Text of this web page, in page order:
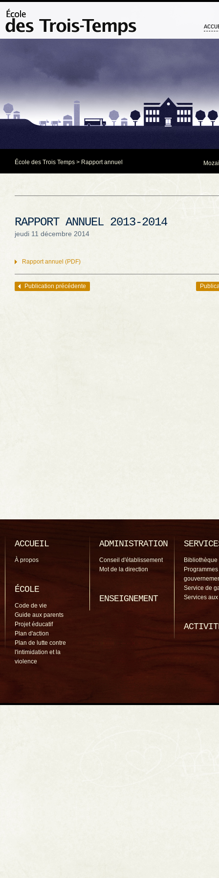
École des Trois Temps > Rapport annuel
RAPPORT ANNUEL 2013-2014
jeudi 11 décembre 2014
Rapport annuel (PDF)
Navigation des articles
Publication précédente
ACCUEIL
À propos
ÉCOLE
Code de vie
Guide aux parents
Projet éducatif
Plan d'action
Plan de lutte contre
l'intimidation et la
violence
ADMINISTRATION
Conseil d'établissement
Mot de la direction
ENSEIGNEMENT
Bibliothèque
Programmes
Service de
Services